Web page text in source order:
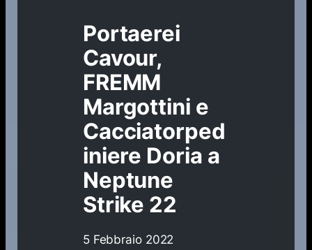
Portaerei
Cavour,
FREMM
Margottini e
Cacciatorped
iniere Doria a
Neptune
Strike 22
5 Febbraio 2022